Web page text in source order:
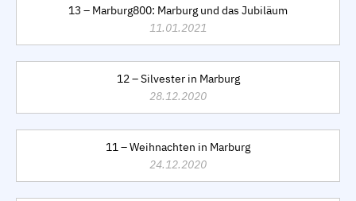
13 – Marburg800: Marburg und das Jubiläum
11.01.2021
12 – Silvester in Marburg
28.12.2020
11 – Weihnachten in Marburg
24.12.2020